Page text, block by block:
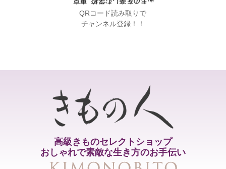
QRコード読み取りで
チャンネル登録！！
高級きものセレクトショップ
おしゃれで素敵な生き方のお手伝い